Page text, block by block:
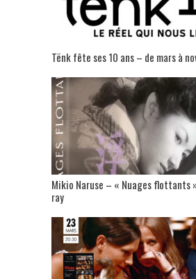
Tënk fête ses 10 ans – de mars à
Mikio Naruse – « Nuages flottants
ray